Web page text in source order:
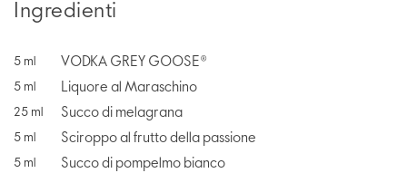
Ingredienti
5 ml VODKA GREY GOOSE®
5 ml Liquore al Maraschino
25 ml Succo di melagrana
5 ml Sciroppo al frutto della passione
5 ml Succo di pompelmo bianco